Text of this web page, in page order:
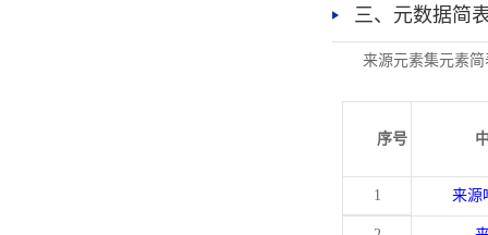
三、元数据简
来源元素集元素简
序号
1 来源